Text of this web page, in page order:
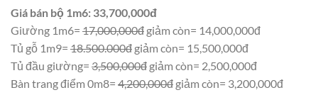
Giá bán bộ 1m6: 33,700,000đ
Giường 1m6= 17,000,000đ giảm còn= 14,000,000đ
Tủ gỗ 1m9= 18.500.000đ giảm còn= 15,500,000đ
Tủ đầu giường= 3,500,000đ giảm còn= 2,500,000đ
Bàn trang điểm 0m8= 4,200,000đ giảm còn= 3,200,000đ